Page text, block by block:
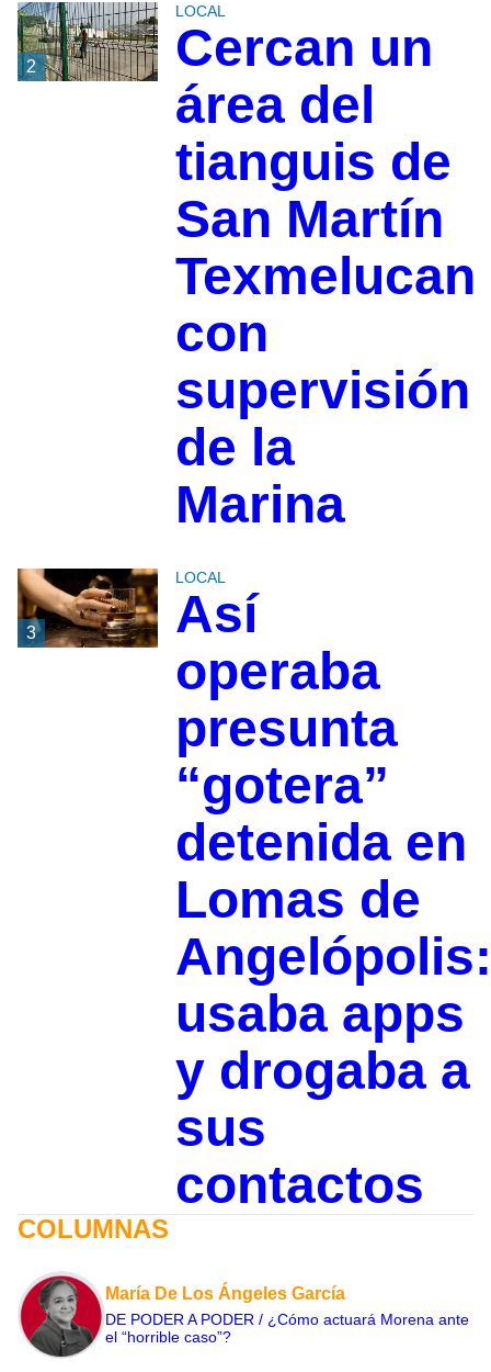
2
LOCAL
Cercan un
área del
tianguis de
San Martín
Texmelucan
con
supervisión
de la
Marina
3
LOCAL
Así
operaba
presunta
“gotera”
detenida en
Lomas de
Angelópolis:
usaba apps
y drogaba a
sus
contactos
COLUMNAS
María De Los Ángeles García
DE PODER A PODER / ¿Cómo actuará Morena ante
el “horrible caso”?